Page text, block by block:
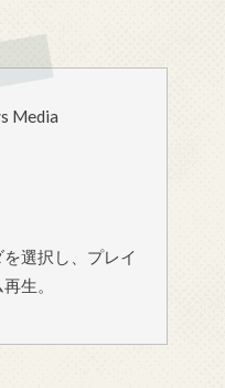
Media
選択し、プレイ
生。